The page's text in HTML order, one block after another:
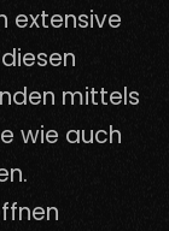
extensive
mittels
wie auch